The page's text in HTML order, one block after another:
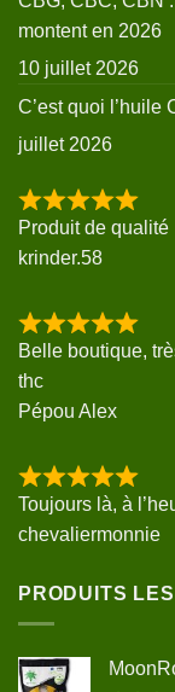
montent en 2026
10 juillet 2026
C’est quoi l’huile
juillet 2026
Produit de qualité
krinder.58
Belle boutique,
thc
Pépou Alex
Toujours là, à
chevaliermonnie
PRODUITS